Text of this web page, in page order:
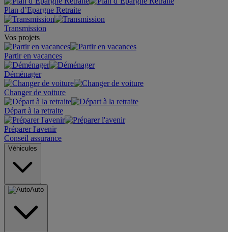
Plan d’Epargne Retraite
Transmission
Vos projets
Partir en vacances
Déménager
Changer de voiture
Départ à la retraite
Préparer l'avenir
Conseil assurance
Véhicules
Auto